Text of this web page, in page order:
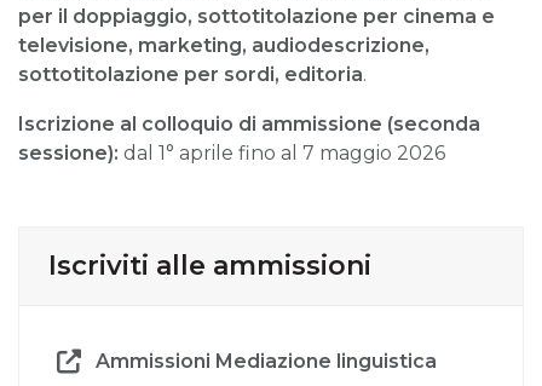
per il doppiaggio, sottotitolazione per cinema e
televisione, marketing, audiodescrizione,
sottotitolazione per sordi, editoria.
Iscrizione al colloquio di ammissione (seconda
sessione): dal 1° aprile fino al 7 maggio 2026
Iscriviti alle ammissioni
Ammissioni Mediazione linguistica